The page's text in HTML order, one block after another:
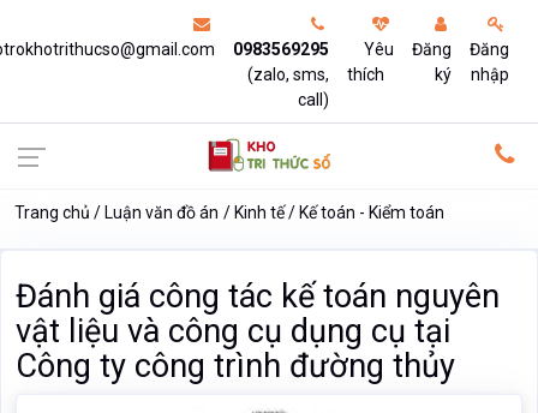
0983569295
(zalo, sms,
call)
Yêu
thích
Đăng
ký
Đăng
nhập
Trang chủ Luận văn đồ án Kinh tế Kế toán - Kiểm toán
Đánh giá công tác kế toán nguyên
vật liệu và công cụ dụng cụ tại
Công ty công trình đường thủy